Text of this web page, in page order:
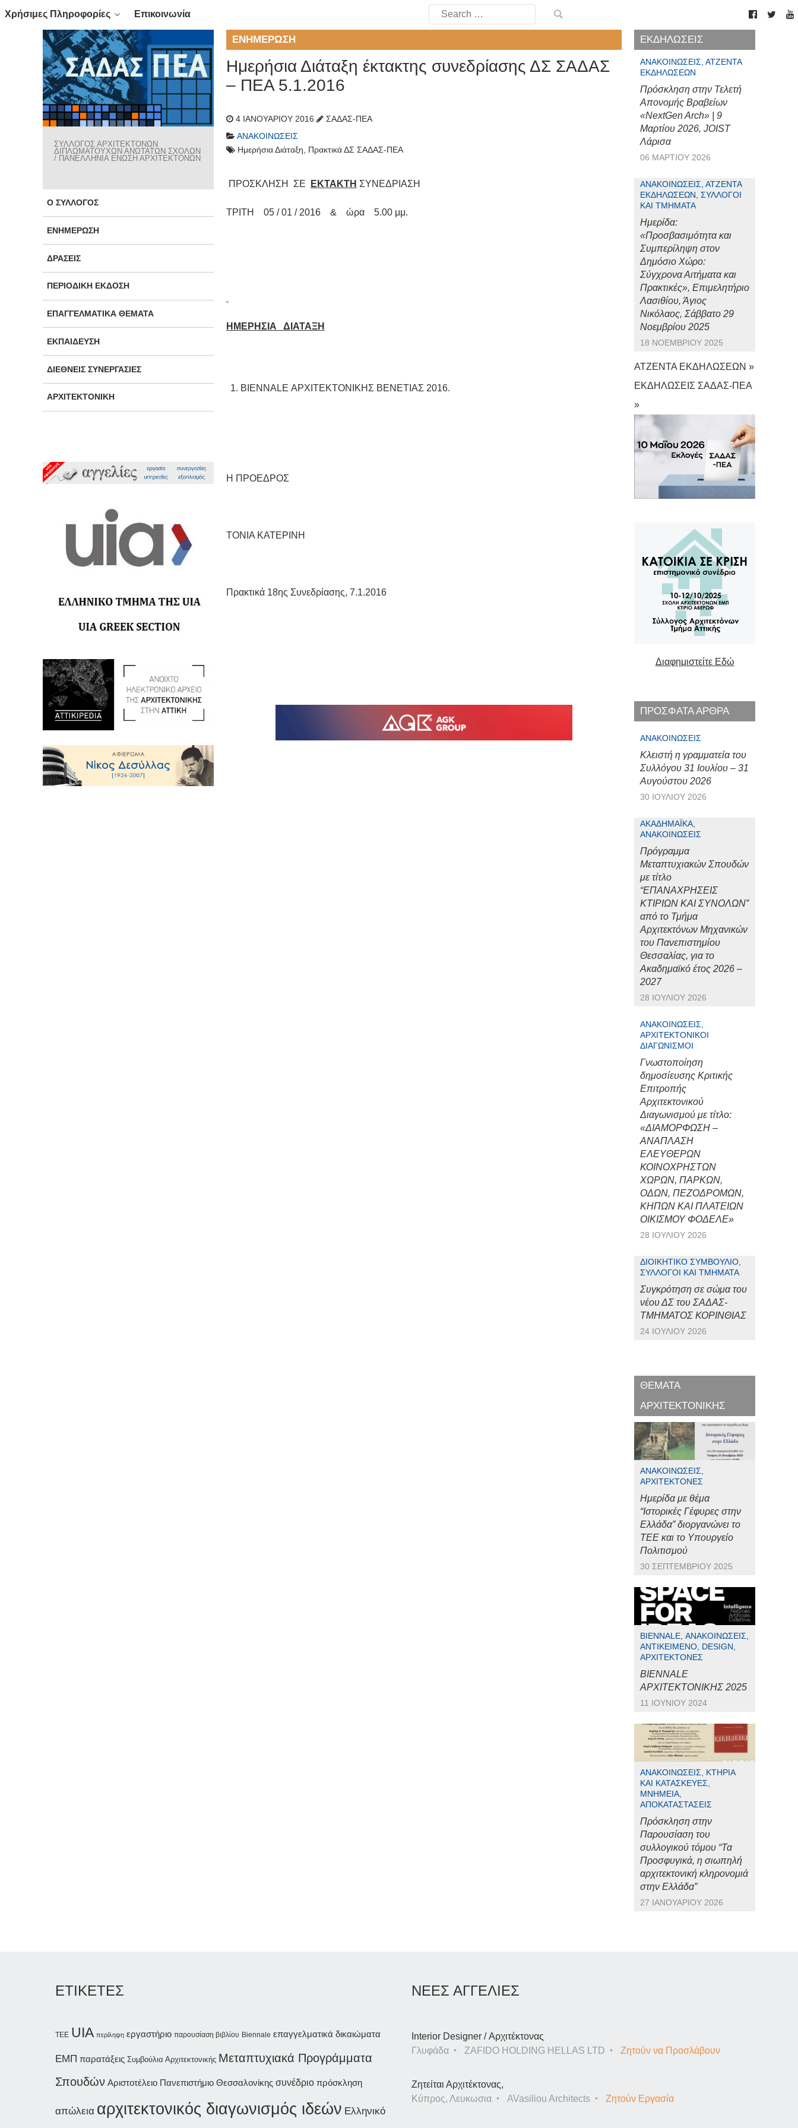
Χρήσιμες Πληροφορίες Επικοινωνία
Search
for:
ΣΥΛΛΟΓΟΣ ΑΡΧΙΤΕΚΤΟΝΩΝ
ΔΙΠΛΩΜΑΤΟΥΧΩΝ ΑΝΩΤΑΤΩΝ ΣΧΟΛΩΝ
/ ΠΑΝΕΛΛΗΝΙΑ ΕΝΩΣΗ ΑΡΧΙΤΕΚΤΟΝΩΝ
Ο ΣΎΛΛΟΓΟΣ
ΕΝΗΜΈΡΩΣΗ
ΔΡΆΣΕΙΣ
ΠΕΡΙΟΔΙΚΉ ΈΚΔΟΣΗ
ΕΠΑΓΓΕΛΜΑΤΙΚΆ ΘΈΜΑΤΑ
ΕΚΠΑΊΔΕΥΣΗ
ΔΙΕΘΝΕΊΣ ΣΥΝΕΡΓΑΣΊΕΣ
ΑΡΧΙΤΕΚΤΟΝΙΚΉ
ΕΝΗΜΈΡΩΣΗ
Ημερήσια Διάταξη έκτακτης συνεδρίασης ΔΣ ΣΑΔΑΣ
– ΠΕΑ 5.1.2016
4 ΙΑΝΟΥΑΡΊΟΥ 2016
ΣΑΔΑΣ-ΠΕΑ
ΑΝΑΚΟΙΝΏΣΕΙΣ
Ημερήσια Διάταξη, Πρακτικά ΔΣ ΣΑΔΑΣ-ΠΕΑ
ΠΡΟΣΚΛΗΣΗ ΣΕ ΕΚΤΑΚΤΗ ΣΥΝΕΔΡΙΑΣΗ
ΤΡΙΤΗ 05 / 01 / 2016 & ώρα 5.00 μμ.
ΗΜΕΡΗΣΙΑ ΔΙΑΤΑΞΗ
BIENNALE ΑΡΧΙΤΕΚΤΟΝΙΚΗΣ ΒΕΝΕΤΙΑΣ 2016.
Η ΠΡΟΕΔΡΟΣ
ΤΟΝΙΑ ΚΑΤΕΡΙΝΗ
Πρακτικά 18ης Συνεδρίασης, 7.1.2016
ΕΚΔΗΛΩΣΕΙΣ
ΑΝΑΚΟΙΝΏΣΕΙΣ, ΑΤΖΈΝΤΑ
ΕΚΔΗΛΏΣΕΩΝ
Πρόσκληση στην Τελετή
Απονομής Βραβείων
«NextGen Arch» | 9
Μαρτίου 2026, JOIST
Λάρισα
06 ΜΑΡΤΊΟΥ 2026
ΑΝΑΚΟΙΝΏΣΕΙΣ, ΑΤΖΈΝΤΑ
ΕΚΔΗΛΏΣΕΩΝ, ΣΎΛΛΟΓΟΙ
ΚΑΙ ΤΜΉΜΑΤΑ
Ημερίδα:
«Προσβασιμότητα και
Συμπερίληψη στον
Δημόσιο Χώρο:
Σύγχρονα Αιτήματα και
Πρακτικές», Επιμελητήριο
Λασιθίου, Άγιος
Νικόλαος, Σάββατο 29
Νοεμβρίου 2025
18 ΝΟΕΜΒΡΊΟΥ 2025
ΑΤΖΕΝΤΑ ΕΚΔΗΛΩΣΕΩΝ »
ΕΚΔΗΛΩΣΕΙΣ ΣΑΔΑΣ-ΠΕΑ
»
Διαφημιστείτε Εδώ
ΠΡΟΣΦΑΤΑ ΑΡΘΡΑ
ΑΝΑΚΟΙΝΏΣΕΙΣ
Κλειστή η γραμματεία του
Συλλόγου 31 Ιουλίου – 31
Αυγούστου 2026
30 ΙΟΥΛΊΟΥ 2026
ΑΚΑΔΗΜΑΪΚΆ,
ΑΝΑΚΟΙΝΏΣΕΙΣ
Πρόγραμμα
Μεταπτυχιακών Σπουδών
με τίτλο
“ΕΠΑΝΑΧΡΗΣΕΙΣ
ΚΤΙΡΙΩΝ ΚΑΙ ΣΥΝΟΛΩΝ”
από το Τμήμα
Αρχιτεκτόνων Μηχανικών
του Πανεπιστημίου
Θεσσαλίας, για το
Ακαδημαϊκό έτος 2026 –
2027
28 ΙΟΥΛΊΟΥ 2026
ΑΝΑΚΟΙΝΏΣΕΙΣ,
ΑΡΧΙΤΕΚΤΟΝΙΚΟΊ
ΔΙΑΓΩΝΙΣΜΟΊ
Γνωστοποίηση
δημοσίευσης Κριτικής
Επιτροπής
Αρχιτεκτονικού
Διαγωνισμού με τίτλο:
«ΔΙΑΜΟΡΦΩΣΗ –
ΑΝΑΠΛΑΣΗ
ΕΛΕΥΘΕΡΩΝ
ΚΟΙΝΟΧΡΗΣΤΩΝ
ΧΩΡΩΝ, ΠΑΡΚΩΝ,
ΟΔΩΝ, ΠΕΖΟΔΡΟΜΩΝ,
ΚΗΠΩΝ ΚΑΙ ΠΛΑΤΕΙΩΝ
ΟΙΚΙΣΜΟΥ ΦΟΔΕΛΕ»
28 ΙΟΥΛΊΟΥ 2026
ΔΙΟΙΚΗΤΙΚΌ ΣΥΜΒΟΎΛΙΟ,
ΣΎΛΛΟΓΟΙ ΚΑΙ ΤΜΉΜΑΤΑ
Συγκρότηση σε σώμα του
νέου ΔΣ του ΣΑΔΑΣ-
ΤΜΗΜΑΤΟΣ ΚΟΡΙΝΘΙΑΣ
24 ΙΟΥΛΊΟΥ 2026
ΘΕΜΑΤΑ
ΑΡΧΙΤΕΚΤΟΝΙΚΗΣ
ΑΝΑΚΟΙΝΏΣΕΙΣ,
ΑΡΧΙΤΈΚΤΟΝΕΣ
Ημερίδα με θέμα
“Ιστορικές Γέφυρες στην
Ελλάδα” διοργανώνει το
ΤΕΕ και το Υπουργείο
Πολιτισμού
30 ΣΕΠΤΕΜΒΡΊΟΥ 2025
BIENNALE, ΑΝΑΚΟΙΝΏΣΕΙΣ,
ΑΝΤΙΚΕΊΜΕΝΟ, DESIGN,
ΑΡΧΙΤΈΚΤΟΝΕΣ
BIENNALE
ΑΡΧΙΤΕΚΤΟΝΙΚΗΣ 2025
11 ΙΟΥΝΊΟΥ 2024
ΑΝΑΚΟΙΝΏΣΕΙΣ, ΚΤΉΡΙΑ
ΚΑΙ ΚΑΤΑΣΚΕΥΈΣ,
ΜΝΗΜΕΊΑ,
ΑΠΟΚΑΤΑΣΤΆΣΕΙΣ
Πρόσκληση στην
Παρουσίαση του
συλλογικού τόμου “Τα
Προσφυγικά, η σιωπηλή
αρχιτεκτονική κληρονομιά
στην Ελλάδα”
27 ΙΑΝΟΥΑΡΊΟΥ 2026
ΕΤΙΚΕΤΕΣ
ΤΕΕ UIA περίληψη εργαστήριο παρουσίαση βιβλίου Biennale επαγγελματικά δικαιώματα
ΕΜΠ παρατάξεις Συμβούλια Αρχιτεκτονικής Μεταπτυχιακά Προγράμματα
Σπουδών Αριστοτέλειο Πανεπιστήμιο Θεσσαλονίκης συνέδριο πρόσκληση
απώλεια αρχιτεκτονικός διαγωνισμός ιδεών Ελληνικό
ΝΕΕΣ ΑΓΓΕΛΙΕΣ
Interior Designer / Αρχιτέκτονας
Γλυφάδα
ZAFIDO HOLDING HELLAS LTD Ζητούν να Προσλάβουν
Ζητείται Αρχιτέκτονας,
Κύπρος, Λευκωσια
AVasiliou Architects Ζητούν Εργασία